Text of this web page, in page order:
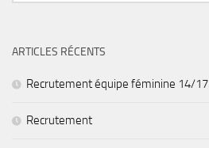
ARTICLES RÉCENTS
Recrutement équipe féminine 14/17
Recrutement